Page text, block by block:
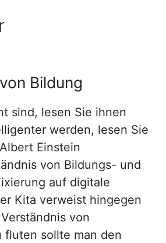
Bildung
sind, lesen Sie ihnen
werden, lesen Sie
Einstein
von Bildungs- und
auf digitale
Kita verweist hingegen
von
fluten sollte man den